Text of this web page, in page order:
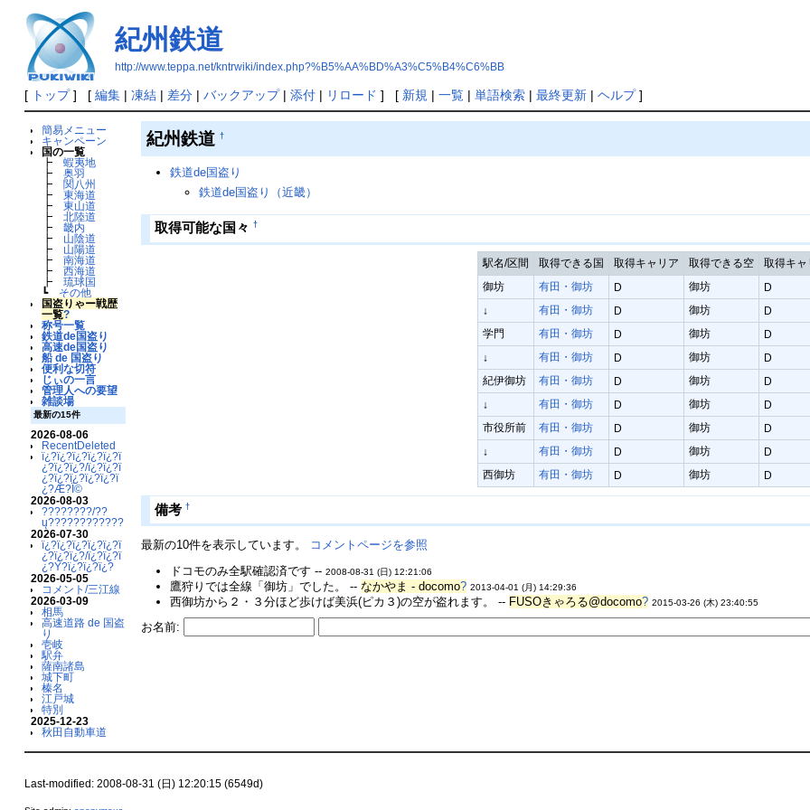
紀州鉄道
http://www.teppa.net/kntrwiki/index.php?%B5%AA%BD%A3%C5%B4%C6%BB
[ トップ] [ 編集| 凍結| 差分| バックアップ| 添付| リロード ] [ 新規 | 一覧| 単語検索| 最終更新| ヘルプ]
簡易メニュー
キャンペーン
国の一覧
┣ 蝦夷地
┣ 奥羽
┣
関八州
┣ 東海道
┣ 東山道
┣ 北陸道
┣ 畿内
┣
山陰道
┣
山陽道
┣ 南海道
┣ 西海道
┣ 琉球国
┗
その他
国盗りゃー戦歴
一覧?
称号一覧
鉄道de国盗り
高速de国盗り
船 de 国盗り
便利な切符
じぃの一言
管理人への要望
雑談場
最新の15件
2026-08-06
RecentDeleted
ï¿?ï¿?ï¿?ï¿?ï¿?ï
¿?ï¿?ï¿?/ï¿?ï¿?ï
¿?ï¿?ï¿?ï¿?ï¿?ï
¿?Æ?Ï©
2026-08-03
????????/??
ų????????????
2026-07-30
ï¿?ï¿?ï¿?ï¿?ï¿?ï
¿?ï¿?ï¿?/ï¿?ï¿?ï
¿?Ý?ï¿?ï¿?ï¿?
2026-05-05
コメント/三江線
2026-03-09
相馬
高速道路 de 国盗
り
壱岐
駅弁
薩南諸島
城下町
榛名
江戸城
特別
2025-12-23
秋田自動車道
紀州鉄道†
鉄道de国盗り
鉄道de国盗り（近畿）
取得可能な国々 †
駅名/区間 取得できる国 取得キャリア 取得できる空
取得キャ
御坊
有田・御坊 D 御坊
D
↓
有田・御坊 D 御坊
D
学門
有田・御坊 D 御坊
D
↓
有田・御坊 D 御坊
D
紀伊御坊
有田・御坊 D 御坊
D
↓
有田・御坊 D 御坊
D
市役所前
有田・御坊 D 御坊
D
↓
有田・御坊 D 御坊
D
西御坊
有田・御坊 D 御坊 D
備考 †
最新の10件を表示しています。
コメントページを参照
ドコモのみ全駅確認済です --2008-08-31 (日) 12:21:06
鷹狩りでは全線「御坊」でした。 --なかやま - docomo? 2013-04-01 (月) 14:29:36
西御坊から２・３分ほど歩けば美浜(ピカ３)の空が盗れます。 -- FUSOきゃろる@docomo? 2015-03-26 (木) 23:40:55
お名前:
Last-modified: 2008-08-31 (日) 12:20:15 (6549d)